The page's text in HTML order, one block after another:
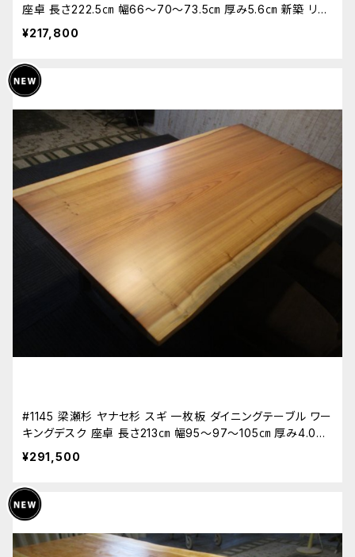
座卓 長さ222.5㎝ 幅66～70～73.5㎝ 厚み5.6㎝ 新築 リフ
ォーム 天板 無垢 天然木
¥217,800
#1145 梁瀬杉 ヤナセ杉 スギ 一枚板 ダイニングテーブル ワー
キングデスク 座卓 長さ213㎝ 幅95～97～105㎝ 厚み4.0㎝
新築 リフォーム 天板 無垢 天然木
¥291,500